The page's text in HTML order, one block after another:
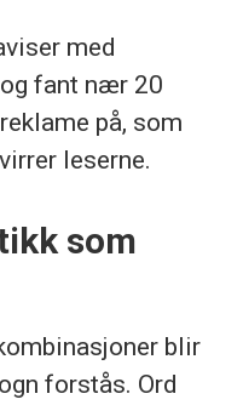
med
fant nær 20
på, som
leserne.
som
blir
forstås. Ord